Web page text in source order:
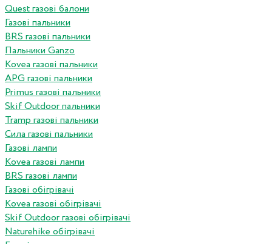
Quest газові балони
Газові пальники
BRS газові пальники
Пальники Ganzo
Kovea газові пальники
APG газові пальники
Primus газові пальники
Skif Outdoor пальники
Tramp газові пальники
Сила газові пальники
Газові лампи
Kovea газові лампи
BRS газові лампи
Газові обігрівачі
Kovea газові обігрівачі
Skif Outdoor газові обігрівачі
Naturehike обігрівачі